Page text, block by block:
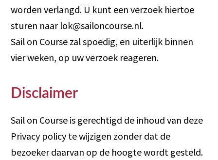
worden verlangd. U kunt een verzoek hiertoe
sturen naar lok@sailoncourse.nl.
Sail on Course zal spoedig, en uiterlijk binnen
vier weken, op uw verzoek reageren.
Disclaimer
Sail on Course is gerechtigd de inhoud van deze
Privacy policy te wijzigen zonder dat de
bezoeker daarvan op de hoogte wordt gesteld.